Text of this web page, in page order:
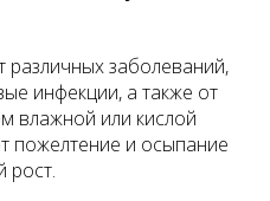
различных заболеваний,
инфекции, а также от
влажной или кислой
пожелтение и осыпание
рост.